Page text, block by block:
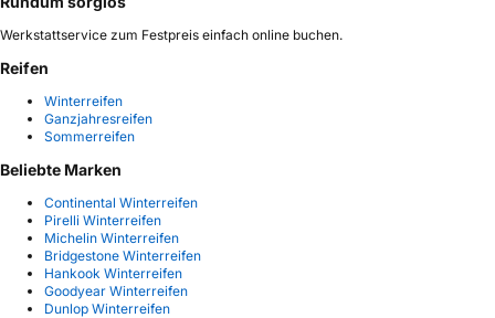
Werkstattservice zum Festpreis einfach online buchen.
Reifen
Winterreifen
Ganzjahresreifen
Sommerreifen
Beliebte Marken
Continental Winterreifen
Pirelli Winterreifen
Michelin Winterreifen
Bridgestone Winterreifen
Hankook Winterreifen
Goodyear Winterreifen
Dunlop Winterreifen